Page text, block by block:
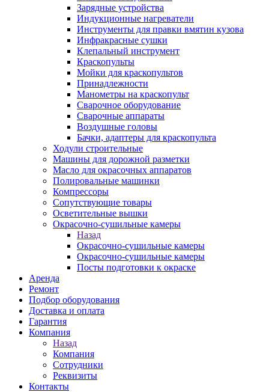
Зарядные устройства
Индукционные нагреватели
Инструменты для правки вмятин кузова
Инфракрасные сушки
Клепальный инструмент
Краскопульты
Мойки для краскопультов
Принадлежности
Манометры на краскопульт
Сварочное оборудование
Сварочные аппараты
Воздушные головы
Бачки, адаптеры для краскопульта
Ходули строительные
Машины для дорожной разметки
Масло для окрасочных аппаратов
Полировальные машинки
Компрессоры
Сопутствующие товары
Осветительные вышки
Окрасочно-сушильные камеры
Назад
Окрасочно-сушильные камеры
Окрасочно-сушильные камеры
Посты подготовки к окраске
Аренда
Ремонт
Подбор оборудования
Доставка и оплата
Гарантия
Компания
Назад
Компания
Сотрудники
Реквизиты
Контакты